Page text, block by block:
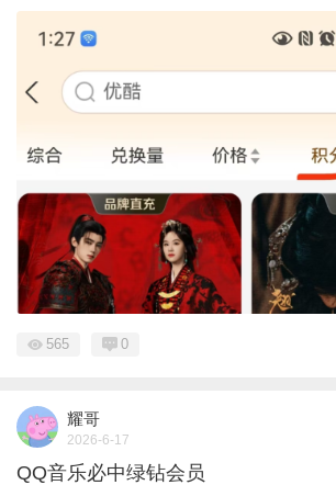
565 0
耀哥
2026-6-17
QQ音乐必中绿钻会员